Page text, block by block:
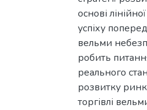
основі
успіху
вельми
робить
реального
розвитку
торгівлі